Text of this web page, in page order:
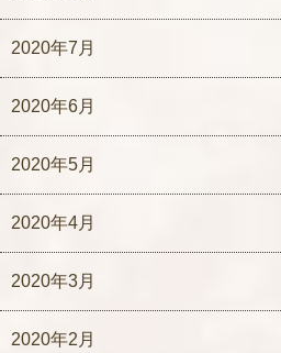
2020年7月
2020年6月
2020年5月
2020年4月
2020年3月
2020年2月